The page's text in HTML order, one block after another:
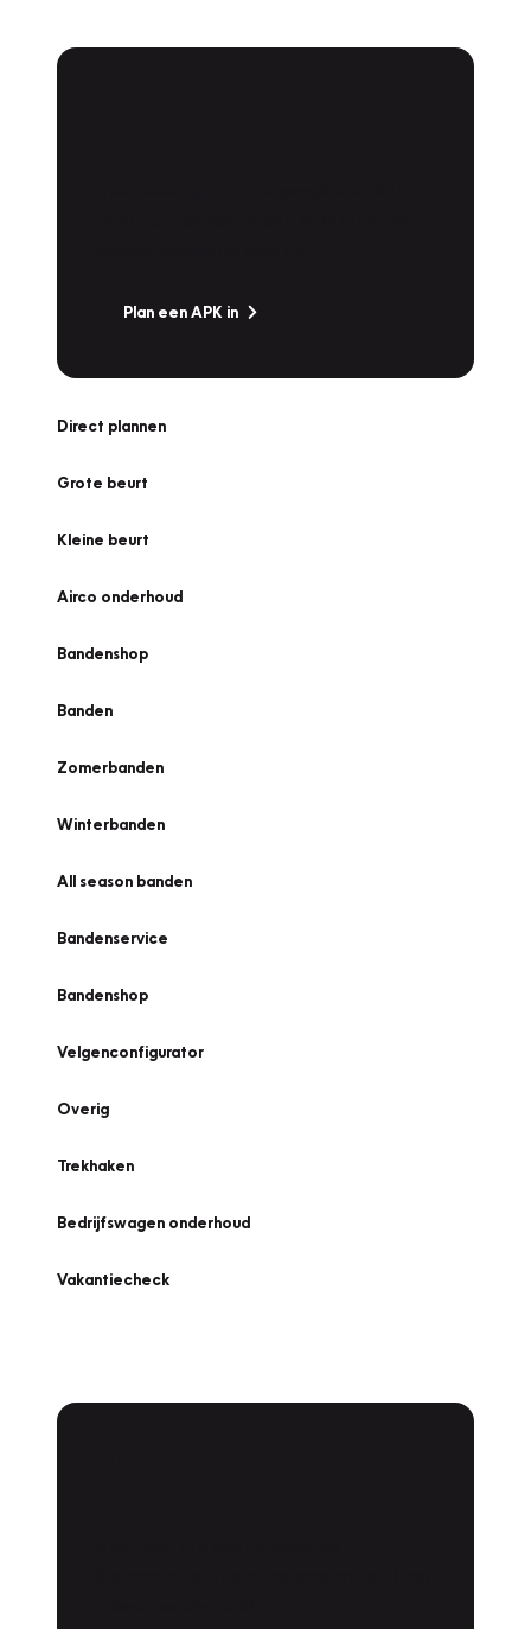
Plan een APK in
Direct plannen
Grote beurt
Kleine beurt
Airco onderhoud
Bandenshop
Banden
Zomerbanden
Winterbanden
All season banden
Bandenservice
Bandenshop
Velgenconfigurator
Overig
Trekhaken
Bedrijfswagen onderhoud
Vakantiecheck